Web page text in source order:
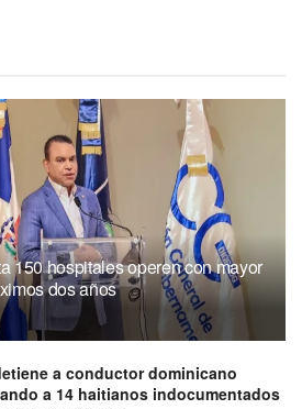
150 hospitales operen con mayor
dos años
a conductor dominicano
a 14 haitianos indocumentados